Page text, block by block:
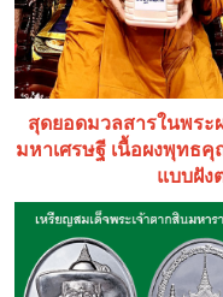
สุดยอดมวลสารในพระ
มหาเศรษฐี เนื้อผงพุทธ
แบบฝัง